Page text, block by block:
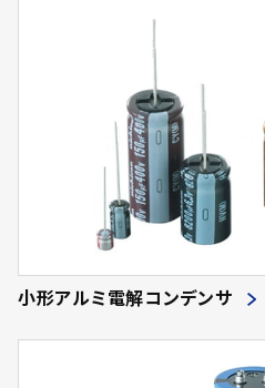
小形アルミ電解コンデンサ